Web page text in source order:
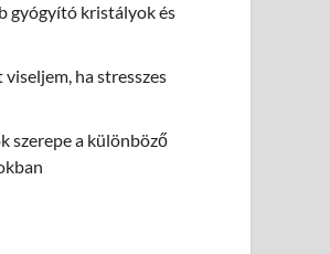
gyógyító kristályok és
ha stresszes
szerepe a különböző